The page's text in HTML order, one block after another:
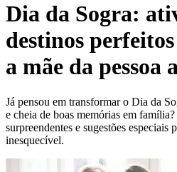
Dia da Sogra:
destinos
a mãe da pessoa
Já pensou em transformar o Dia da
e cheia de boas memórias em
surpreendentes e sugestões especiais
inesquecível.